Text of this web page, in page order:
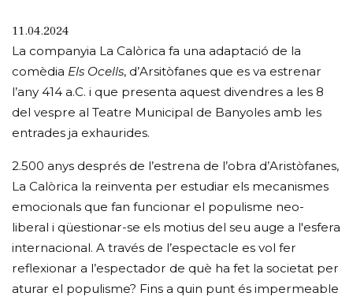
11.04.2024
La companyia La Calòrica fa una adaptació de la
comèdia Els Ocells, d’Arsitòfanes que es va estrenar
l’any 414 a.C. i que presenta aquest divendres a les 8
del vespre al Teatre Municipal de Banyoles amb les
entrades ja exhaurides.
2.500 anys després de l’estrena de l’obra d’Aristòfanes,
La Calòrica la reinventa per estudiar els mecanismes
emocionals que fan funcionar el populisme neo-
liberal i qüestionar-se els motius del seu auge a l'esfera
internacional. A través de l’espectacle es vol fer
reflexionar a l’espectador de què ha fet la societat per
aturar el populisme? Fins a quin punt és impermeable